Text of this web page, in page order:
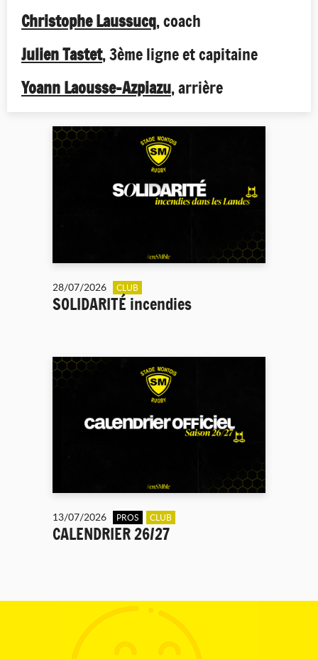
Christophe Laussucq, coach
Julien Tastet, 3ème ligne et capitaine
Yoann Laousse-Azpiazu, arrière
28/07/2026 CLUB
SOLIDARITÉ incendies
13/07/2026 PROS CLUB
CALENDRIER 26/27